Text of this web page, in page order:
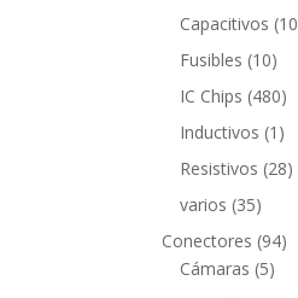
Capacitivos 10
Fusibles 1010
IC Chips 480480
Inductivos 1 1
Resistivos 2828
varios 3535
Conectores 9494
Cámaras 55